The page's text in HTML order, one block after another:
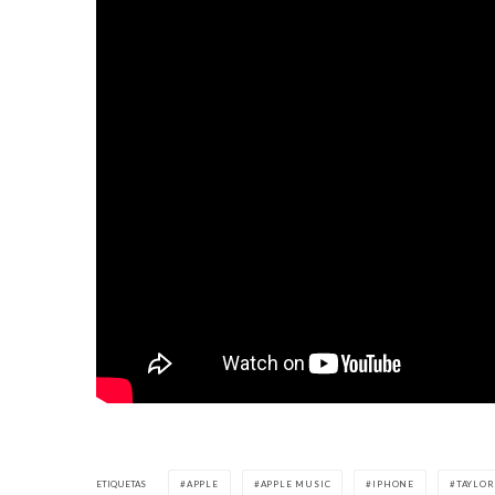
ETIQUETAS APPLE APPLE MUSIC IPHONE